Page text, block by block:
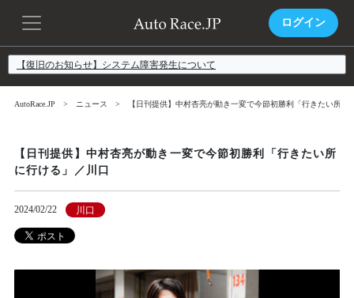
ログイン
【復旧のお知らせ】システム障害発生について
AutoRace.JP ニュース 【日刊提供】中村杏亮が動き一変で今節初勝利「行きたい所に
【日刊提供】中村杏亮が動き一変で今節初勝利「行きたい所
に行ける」／川口
2024/02/22 川口